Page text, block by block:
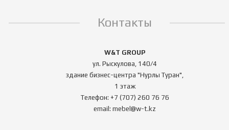
Контакты
W&T GROUP
ул. Рыскулова, 140/4
здание бизнес-центра "Нурлы Туран",
1 этаж
Телефон: +7 (707) 260 76 76
email: mebel@w-t.kz